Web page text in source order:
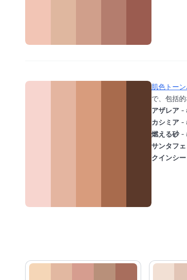
肌色トー
で、包括
アザレア -
カシミア -
燃える砂-
サンタフェ
クインシー